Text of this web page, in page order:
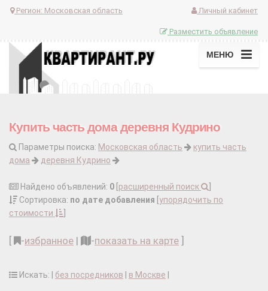
Регион: Московская область Личный кабинет
Разместить объявление
МЕНЮ
Купить часть дома деревня Кудрино
Параметры поиска: Московская область
купить часть
дома
деревня Кудрино
Найдено объявлений: 0 расширенный поиск
Сортировка: по дате добавления упорядочить по
стоимости
-избранное | -показать на карте
Искать: | без посредников в Москве